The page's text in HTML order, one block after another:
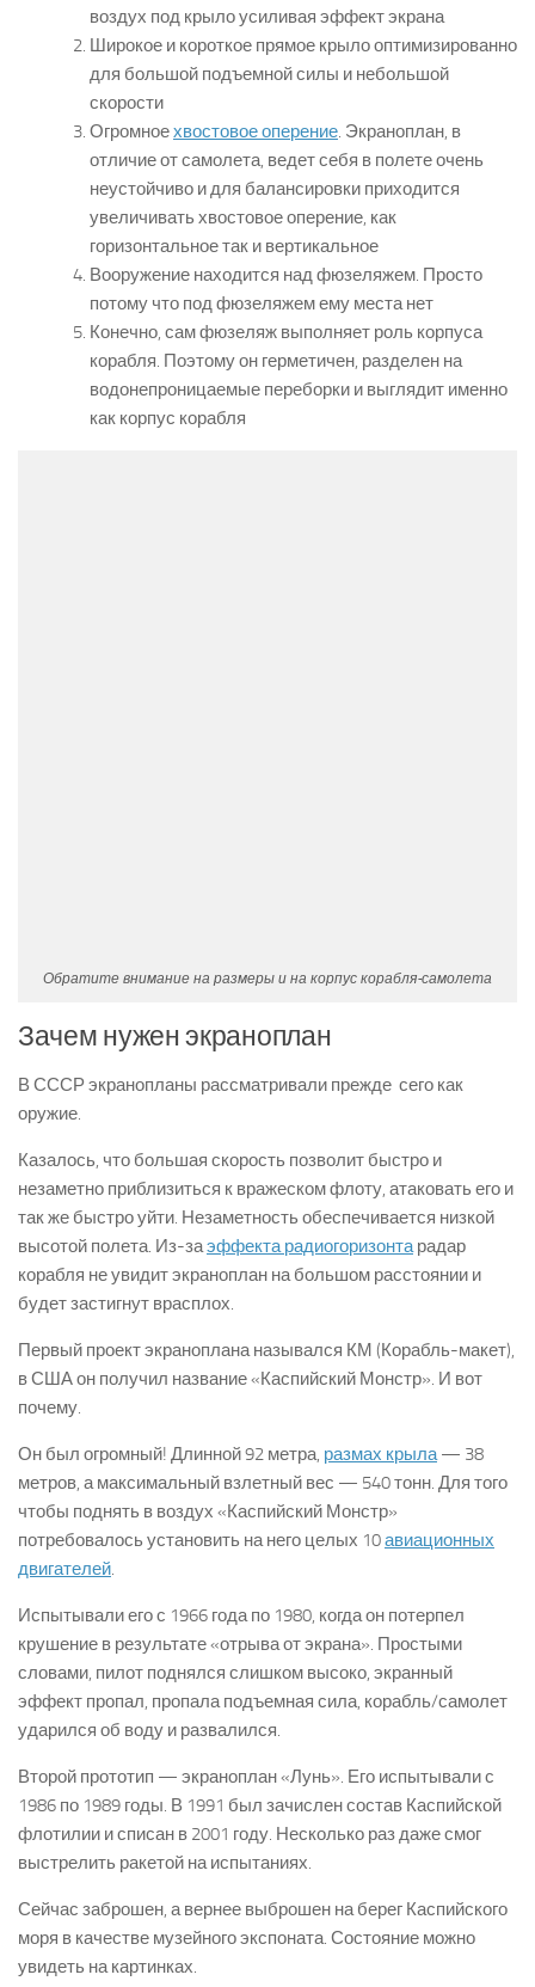
воздух под крыло усиливая эффект экрана
Широкое и короткое прямое крыло оптимизированно
для большой подъемной силы и небольшой
скорости
Огромноехвостовое оперение. Экраноплан, в
отличие от самолета, ведет себя в полете очень
неустойчиво и для балансировки приходится
увеличивать хвостовое оперение, как
горизонтальное так и вертикальное
Вооружение находится над фюзеляжем. Просто
потому что под фюзеляжем ему места нет
Конечно, сам фюзеляж выполняет роль корпуса
корабля. Поэтому он герметичен, разделен на
водонепроницаемые переборки и выглядит именно
как корпус корабля
Обратите внимание на размеры и на корпус корабля-самолета
Зачем нужен экраноплан
В СССР экранопланы рассматривали прежде сего как
оружие.
Казалось, что большая скорость позволит быстро и
незаметно приблизиться к вражеском флоту, атаковать его и
так же быстро уйти. Незаметность обеспечивается низкой
высотой полета. Из-заэффекта радиогоризонтарадар
корабля не увидит экраноплан на большом расстоянии и
будет застигнут врасплох.
Первый проект экраноплана назывался КМ (Корабль-макет),
в США он получил название «Каспийский Монстр». И вот
почему.
Он был огромный! Длинной 92 метра, размах крыла— 38
метров, а максимальный взлетный вес — 540 тонн. Для того
чтобы поднять в воздух «Каспийский Монстр»
потребовалось установить на него целых 10авиационных
двигателей.
Испытывали его с 1966 года по 1980, когда он потерпел
крушение в результате «отрыва от экрана». Простыми
словами, пилот поднялся слишком высоко, экранный
эффект пропал, пропала подъемная сила, корабль/самолет
ударился об воду и развалился.
Второй прототип — экраноплан «Лунь». Его испытывали с
1986 по 1989 годы. В 1991 был зачислен состав Каспийской
флотилии и списан в 2001 году. Несколько раз даже смог
выстрелить ракетой на испытаниях.
Сейчас заброшен, а вернее выброшен на берег Каспийского
моря в качестве музейного экспоната. Состояние можно
увидеть на картинках.